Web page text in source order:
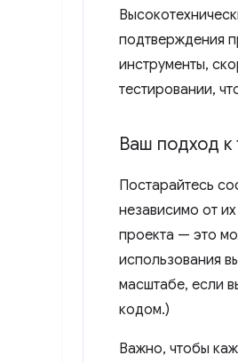
подтверждения
инструменты,
тестировании,
Ваш подход к
Постарайтесь
независимо от
проекта — это
использования
масштабе, если
кодом.)
Важно, чтобы